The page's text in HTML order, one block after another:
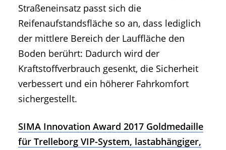
Straßeneinsatz passt sich die
Reifenaufstandsfläche so an, dass lediglich
der mittlere Bereich der Lauffläche den
Boden berührt: Dadurch wird der
Kraftstoffverbrauch gesenkt, die Sicherheit
verbessert und ein höherer Fahrkomfort
sichergestellt.
SIMA Innovation Award 2017 Goldmedaille
für Trelleborg VIP-System, lastabhängiger,